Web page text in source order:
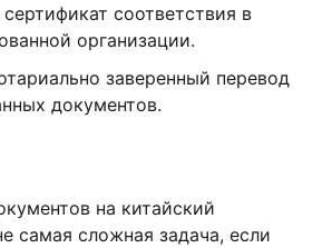
соответствия в
организации.
заверенный перевод
документов.
на китайский
самая сложная задача, если